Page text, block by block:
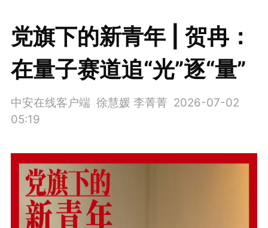
党旗下的新青年 | 贺冉：
在量子赛道追“光”逐“量”
中安在线客户端 徐慧媛 李菁菁 2026-07-02
05:19